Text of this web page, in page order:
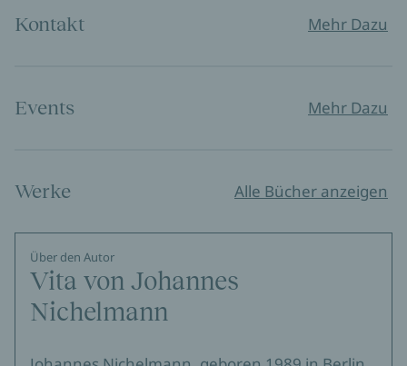
Kontakt Mehr Dazu
Events Mehr Dazu
Werke Alle Bücher anzeigen
Über den Autor
Vita von Johannes
Nichelmann